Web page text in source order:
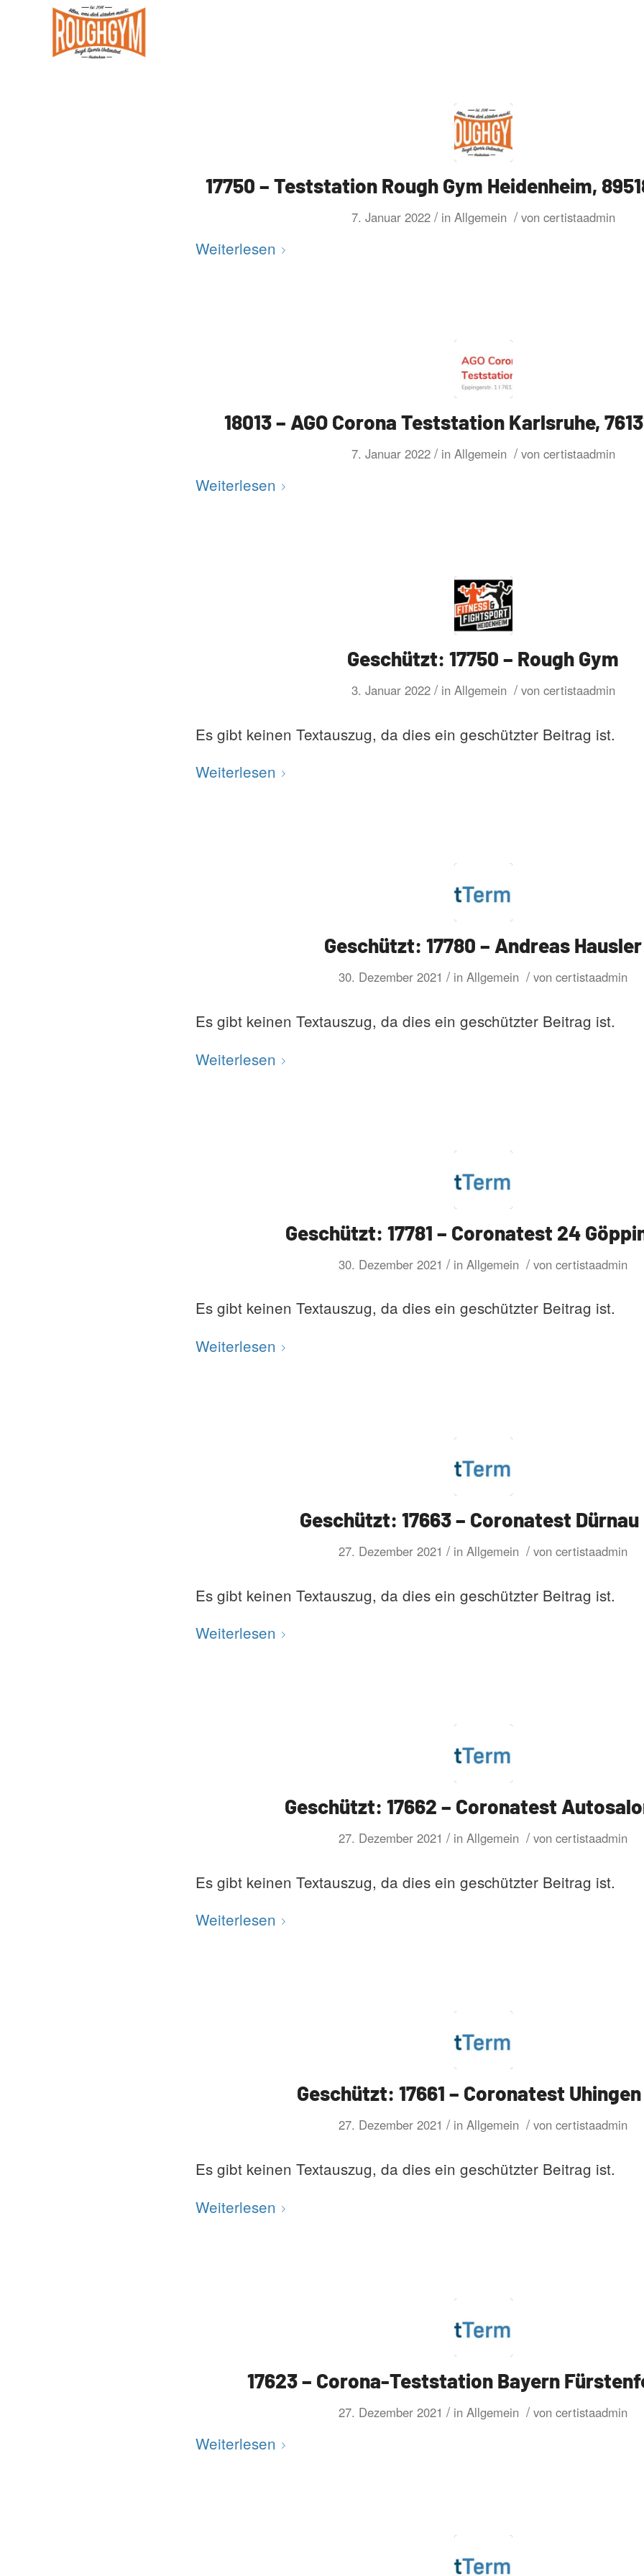
17750 – Teststation Rough Gym Heidenheim,
7. Januar 2022 / in Allgemein / von certistaadmin
Weiterlesen
18013 – AGO Corona Teststation Karlsruhe,
7. Januar 2022 / in Allgemein / von certistaadmin
Weiterlesen
Geschützt: 17750 – Rough Gym
3. Januar 2022 / in Allgemein / von certistaadmin
Es gibt keinen Textauszug, da dies ein geschützter Beitrag ist.
Weiterlesen
Geschützt: 17780 – Andreas Hausler
30. Dezember 2021 / in Allgemein / von certistaadmin
Es gibt keinen Textauszug, da dies ein geschützter Beitrag ist.
Weiterlesen
Geschützt: 17781 – Coronatest 24
30. Dezember 2021 / in Allgemein / von certistaadmin
Es gibt keinen Textauszug, da dies ein geschützter Beitrag ist.
Weiterlesen
Geschützt: 17663 – Coronatest
27. Dezember 2021 / in Allgemein / von certistaadmin
Es gibt keinen Textauszug, da dies ein geschützter Beitrag ist.
Weiterlesen
Geschützt: 17662 – Coronatest
27. Dezember 2021 / in Allgemein / von certistaadmin
Es gibt keinen Textauszug, da dies ein geschützter Beitrag ist.
Weiterlesen
Geschützt: 17661 – Coronatest
27. Dezember 2021 / in Allgemein / von certistaadmin
Es gibt keinen Textauszug, da dies ein geschützter Beitrag ist.
Weiterlesen
17623 – Corona-Teststation Bayern
27. Dezember 2021 / in Allgemein / von certistaadmin
Weiterlesen